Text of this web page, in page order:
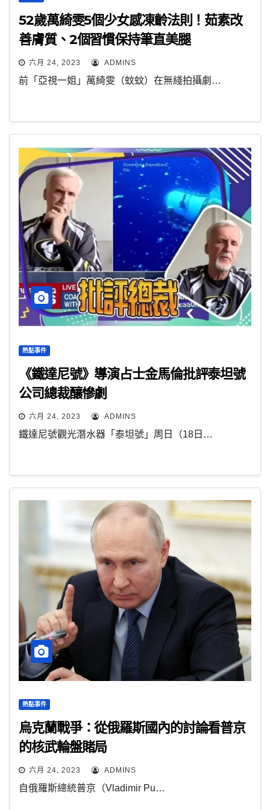
52歲萬綺雯5個少女感凍齡法則！茹素改
善膚質、2個習慣保持筆直美腿
六月 24, 2023 ADMINS
前「亞視一姐」萬綺雯（蚊蚊）在無綫拍攝劇…
熱點事件
《鐵達尼號》導演占士金馬倫批評泰坦號
公司總裁釀慘劇
六月 24, 2023 ADMINS
鐵達尼號觀光潛水器「泰坦號」周日（18日…
熱點事件
烏克蘭戰爭：從俄羅斯國內的討論看普京
的核武輪盤賭局
六月 24, 2023 ADMINS
自俄羅斯總統普京（Vladimir Pu…